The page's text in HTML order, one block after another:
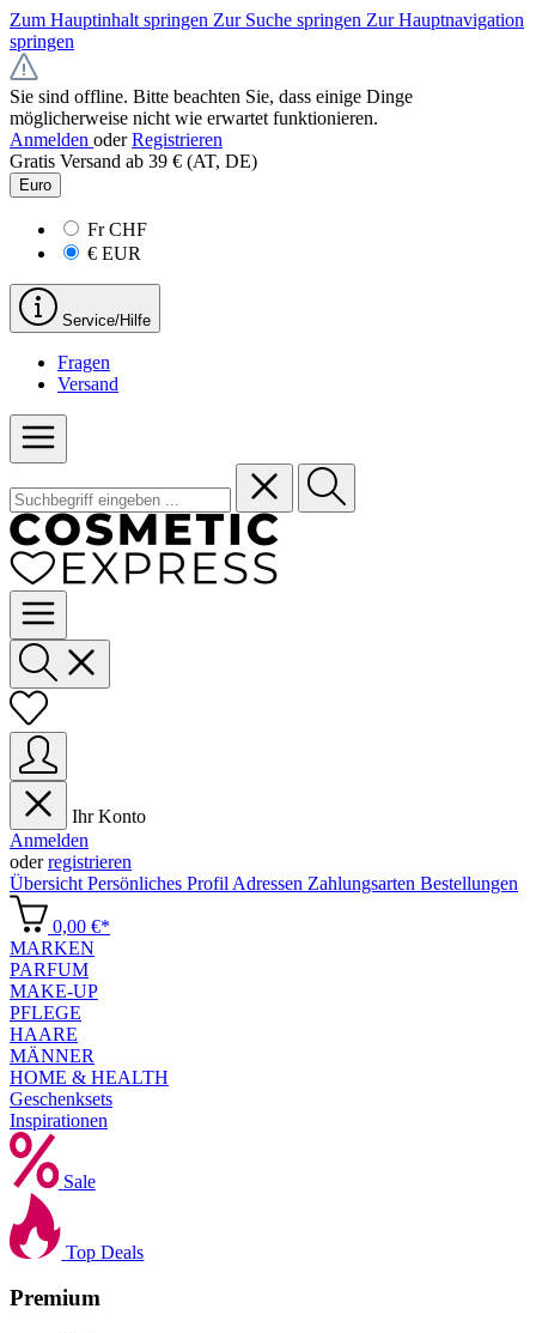
Zum Hauptinhalt springen Zur Suche springen Zur Hauptnavigation
springen
Sie sind offline. Bitte beachten Sie, dass einige Dinge
möglicherweise nicht wie erwartet funktionieren.
Anmelden oder Registrieren
Gratis Versand ab 39 € (AT, DE)
Euro
FrCHF
€ EUR
Service/Hilfe
Fragen
Versand
Ihr Konto
Anmelden
oderregistrieren
Übersicht Persönliches Profil Adressen Zahlungsarten Bestellungen
0,00 €*
MARKEN
PARFUM
MAKE-UP
PFLEGE
HAARE
MÄNNER
HOME & HEALTH
Geschenksets
Inspirationen
Sale
Top Deals
Premium